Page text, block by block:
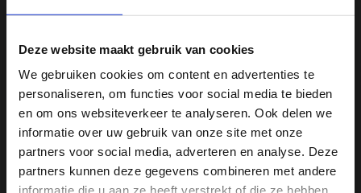
Deze website maakt gebruik van cookies
We gebruiken cookies om content en advertenties te
personaliseren, om functies voor social media te bieden
en om ons websiteverkeer te analyseren. Ook delen we
informatie over uw gebruik van onze site met onze
partners voor social media, adverteren en analyse. Deze
partners kunnen deze gegevens combineren met andere
informatie die u aan ze heeft verstrekt of die ze hebben
Op voorraad
Yogamat Schapenwol BIO
75x200x1,6cm
Heerlijk zachte en warme bio
yogamat van wol, lams...
Op voorraad
Ja, ik wil 5% korting op mijn
volgende bestelling!
Ontvang direct 5% kortingop je volgende aankoop en